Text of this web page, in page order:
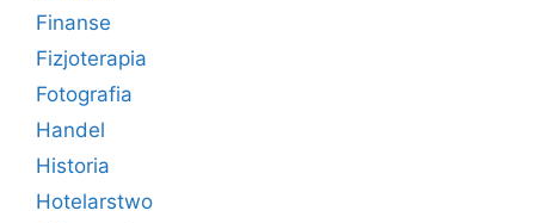
Finanse
Fizjoterapia
Fotografia
Handel
Historia
Hotelarstwo